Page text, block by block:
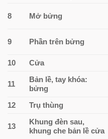
8 Mở bửng
9 Phần trên bửng
10 Cửa
11
Bản lề, tay khóa:
bửng
12 Trụ thùng
13
Khung đèn sau,
khung che bản lề cửa